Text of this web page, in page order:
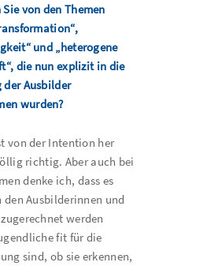
von den Themen
und „heterogene
die nun explizit in die
der Ausbilder
wurden?
von der Intention her
richtig. Aber auch bei
denke ich, dass es
Ausbilderinnen und
werden
fit für die
sind, ob sie erkennen,